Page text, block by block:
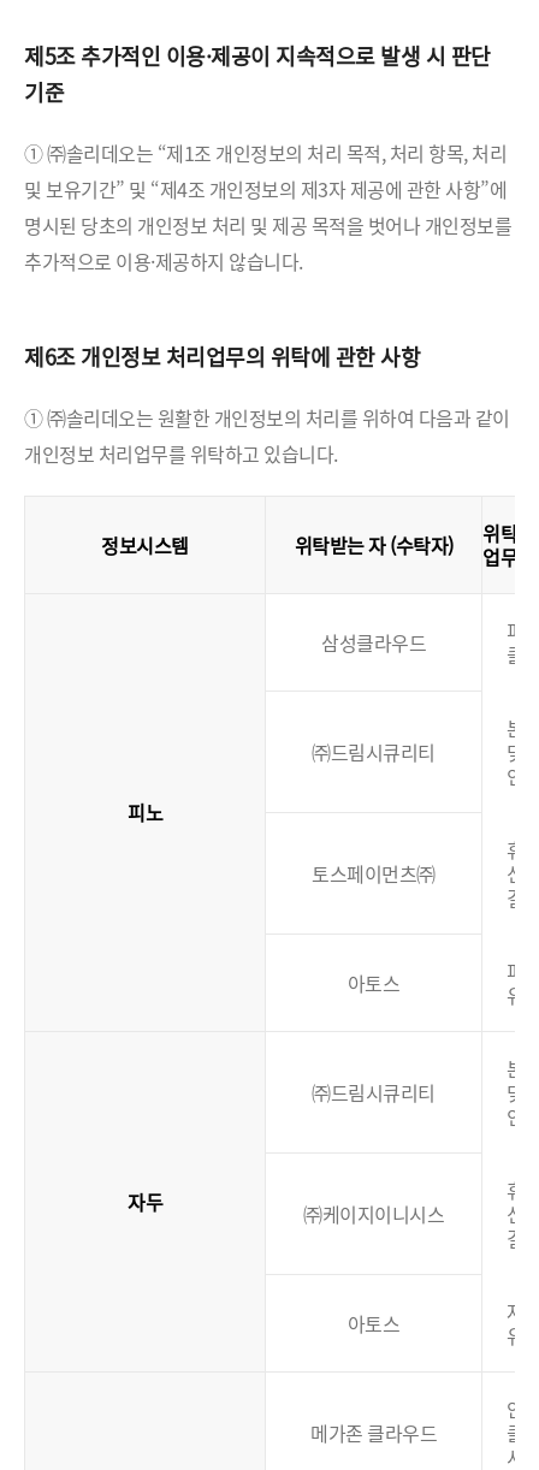
제5조 추가적인 이용·제공이 지속적으로 발생 시 판단
기준
① ㈜솔리데오는 “제1조 개인정보의 처리 목적, 처리 항목, 처리
및 보유기간” 및 “제4조 개인정보의 제3자 제공에 관한 사항”에
명시된 당초의 개인정보 처리 및 제공 목적을 벗어나 개인정보를
추가적으로 이용·제공하지 않습니다.
제6조 개인정보 처리업무의 위탁에 관한 사항
① ㈜솔리데오는 원활한 개인정보의 처리를 위하여 다음과 같이
개인정보 처리업무를 위탁하고 있습니다.
정보시스템 위탁받는 자 (수탁자)
위탁
업무
피노
삼성클라우드
피
클
㈜드림시큐리티
본
및
인
토스페이먼츠㈜
휴
신
결
아토스
피
유
자두
㈜드림시큐리티
본
및
인
㈜케이지이니시스
휴
신
결
아토스
자
유
메가존 클라우드
안
클
서